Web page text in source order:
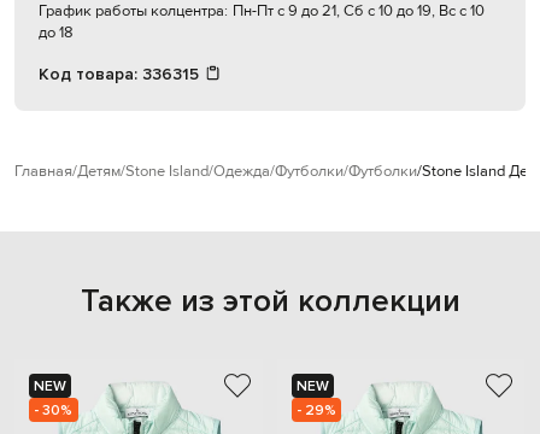
График работы колцентра: Пн-Пт с 9 до 21, Сб с 10 до 19, Вс с 10
до 18
Код товара: 336315
Главная Детям Stone Island Одежда Футболки Футболки Stone Island
Также из этой коллекции
NEW
- 30%
NEW
- 29%